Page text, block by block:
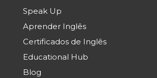
Speak Up
Aprender Inglês
Certificados de Inglês
Educational Hub
Blog